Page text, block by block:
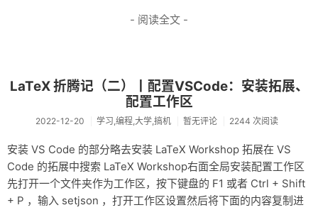
OI
杂记
未分类
关于
轻语
- 阅读全文 -
LaTeX 折腾记（二）丨配置VSCode：安装拓展、
配置工作区
2022-12-20 学习,编程,大学,搞机 暂无评论 2244 次阅读
安装 VS Code 的部分略去安装 LaTeX Workshop 拓展在 VS
Code 的拓展中搜索 LaTeX Workshop右面全局安装配置工作区
先打开一个文件夹作为工作区，按下键盘的 F1 或者 Ctrl + Shift
+ P ，输入 setjson ，打开工作区设置然后将下面的内容复制进